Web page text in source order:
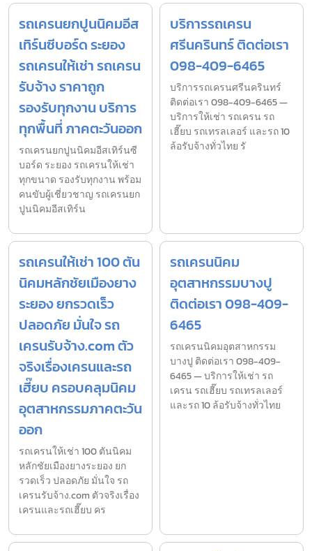
รถเครนยกปูนนิคมอีส
เทิร์นซีบอร์ด ระยอง
รถเครนให้เช่า รถเครน
รับจ้าง ราคาถูก
รองรับทุกงาน บริการ
ทุกพื้นที่ ภาคตะวันออก
รถเครนยกปูนนิคมอีสเทิร์นซี
บอร์ด ระยอง รถเครนให้เช่า
ทุกขนาด รองรับทุกงาน พร้อม
คนขับผู้เชี่ยวชาญ รถเครนยก
ปูนนิคมอีสเทิร์น
บริการรถเครน
ศรีนครินทร์ ติดต่อเรา
098-409-6465
บริการรถเครนศรีนครินทร์
ติดต่อเรา 098-409-6465 —
บริการให้เช่า รถเครน รถ
เฮี๊ยบ รถเทรลเลอร์ และรถ 10
ล้อรับจ้างทั่วไทย รั
รถเครนให้เช่า 100 ตัน
นิคมหลักชัยเมืองยาง
ระยอง ยกรวดเร็ว
ปลอดภัย มั่นใจ รถ
เครนรับจ้าง.com ตัว
จริงเรื่องเครนและรถ
เฮี๊ยบ ครอบคลุมนิคม
อุตสาหกรรมภาคตะวัน
ออก
รถเครนให้เช่า 100 ตันนิคม
หลักชัยเมืองยางระยอง ยก
รวดเร็ว ปลอดภัย มั่นใจ รถ
เครนรับจ้าง.com ตัวจริงเรื่อง
เครนและรถเฮี๊ยบ คร
รถเครนนิคม
อุตสาหกรรมบางปู
ติดต่อเรา 098-409-
6465
รถเครนนิคมอุตสาหกรรม
บางปู ติดต่อเรา 098-409-
6465 — บริการให้เช่า รถ
เครน รถเฮี๊ยบ รถเทรลเลอร์
และรถ 10 ล้อรับจ้างทั่วไทย